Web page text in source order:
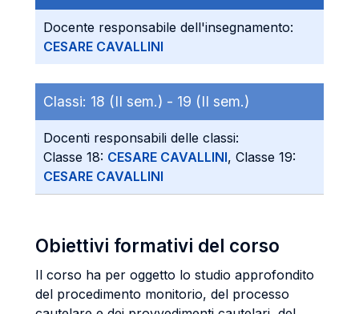
Docente responsabile dell'insegnamento:
CESARE CAVALLINI
Classi: 18 (II sem.) - 19 (II sem.)
Docenti responsabili delle classi:
Classe 18: CESARE CAVALLINI, Classe 19:
CESARE CAVALLINI
Obiettivi formativi del corso
Il corso ha per oggetto lo studio approfondito
del procedimento monitorio, del processo